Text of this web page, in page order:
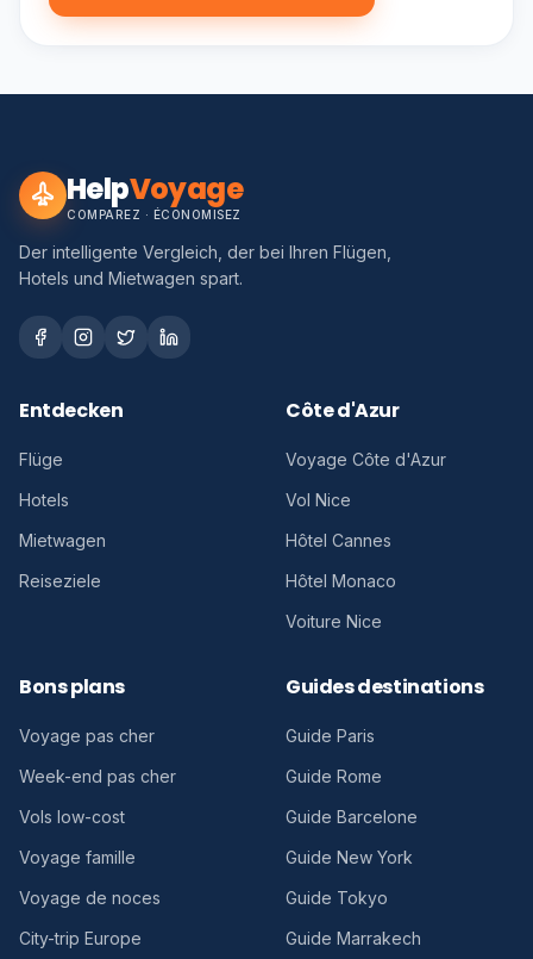
HelpVoyage
COMPAREZ · ÉCONOMISEZ
Der intelligente Vergleich, der bei Ihren Flügen,
Hotels und Mietwagen spart.
Entdecken
Flüge
Hotels
Mietwagen
Reiseziele
Côte d'Azur
Voyage Côte d'Azur
Vol Nice
Hôtel Cannes
Hôtel Monaco
Voiture Nice
Bons plans
Voyage pas cher
Week-end pas cher
Vols low-cost
Voyage famille
Voyage de noces
City-trip Europe
Guides destinations
Guide Paris
Guide Rome
Guide Barcelone
Guide New York
Guide Tokyo
Guide Marrakech